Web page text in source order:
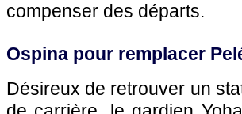
compenser des départs.
Ospina pour remplacer
Désireux de retrouver un